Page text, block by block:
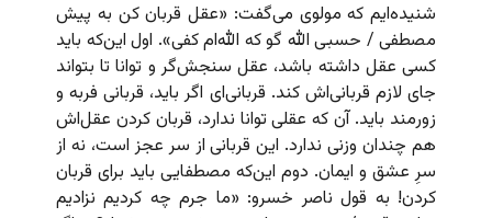
شنیده‌ایم که مولوی می‌گفت: «عقل قربان کن به پیش
مصطفی / حسبی‌ الله گو که الله‌ام کفی». اول این‌که باید
کسی عقل داشته باشد، عقل سنجش‌گر و توانا تا بتواند
جای لازم قربانی‌اش کند. قربانی‌ای اگر باید، قربانی فربه و
زورمند باید. آن که عقلی توانا ندارد، قربان کردن عقل‌اش
هم چندان وزنی ندارد. این قربانی از سر عجز است، نه از
سرِ عشق و ایمان. دوم این‌که مصطفایی باید برای قربان
کردن! به قول ناصر خسرو: «ما جرم چه کردیم نزادیم